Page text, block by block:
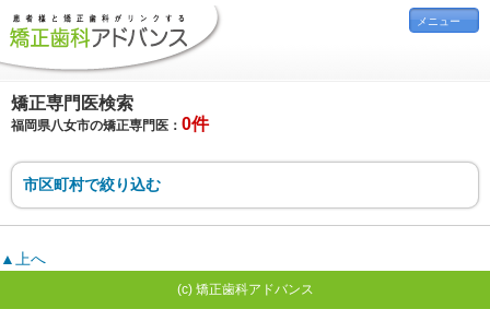
メニュー
矯正専門医検索
福岡県八女市の矯正専門医： 0件
市区町村で絞り込む
▲上へ
(c) 矯正歯科アドバンス